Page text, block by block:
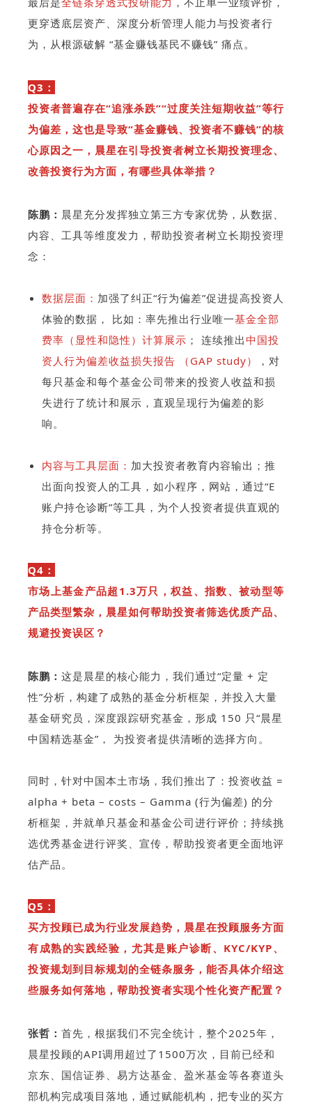
更穿透底层资产、深度分析管理人能力与投资者行
为，从根源破解 “基金赚钱基民不赚钱” 痛点。
Q3：
投资者普遍存在“追涨杀跌”“过度关注短期收益”等行
为偏差，这也是导致“基金赚钱、投资者不赚钱”的核
心原因之一，晨星在引导投资者树立长期投资理念、
改善投资行为方面，有哪些具体举措？
陈鹏： 晨星充分发挥独立第三方专家优势，从数据、
内容、工具等维度发力，帮助投资者树立长期投资理
念：
数据层面： 加强了纠正“行为偏差”促进提高投资人
体验的数据， 比如：率先推出行业唯一基金全部
费率（显性和隐性）计算展示 ； 连续推出中国投
资人行为偏差收益损失报告 （GAP study） ， 对
每只基金和每个基金公司带来的投资人收益和损
失进行了统计和展示，直观呈现行为偏差的影
响。
内容与工具层面： 加大投资者教育内容输出；推
出面向投资人的工具，如小程序，网站，通过“E
账户持仓诊断”等工具，为个人投资者提供直观的
持仓分析等。
Q4：
市场上基金产品超1.3万只，权益、指数、被动型等
产品类型繁杂，晨星如何帮助投资者筛选优质产品、
规避投资误区？
陈鹏： 这是晨星的核心能力，我们通过“定量 + 定
性”分析，构建了成熟的基金分析框架，并投入大量
基金研究员，深度跟踪研究基金，形成 150 只“晨星
中国精选基金”， 为投资者提供清晰的选择方向。
同时，针对中国本土市场，我们推出了：投资收益 =
alpha + beta – costs – Gamma (行为偏差) 的分
析框架，并就单只基金和基金公司进行评价；持续挑
选优秀基金进行评奖、宣传，帮助投资者更全面地评
估产品。
Q5：
买方投顾已成为行业发展趋势，晨星在投顾服务方面
有成熟的实践经验，尤其是账户诊断、KYC/KYP、
投资规划到目标规划的全链条服务，能否具体介绍这
些服务如何落地，帮助投资者实现个性化资产配置？
张哲： 首先，根据我们不完全统计，整个2025年，
晨星投顾的API调用超过了1500万次，目前已经和
京东、国信证券、易方达基金、盈米基金等各赛道头
部机构完成项目落地，通过赋能机构，把专业的买方